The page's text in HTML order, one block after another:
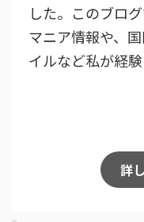
した。このブロ
マニア情報や、
イルなど私が経
詳